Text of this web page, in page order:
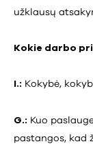
užklausų
Kokie darbo
I.: Kokybė,
G.: Kuo
pastangos, kad